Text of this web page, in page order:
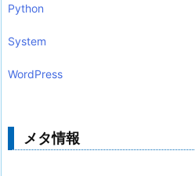
Python
System
WordPress
メタ情報